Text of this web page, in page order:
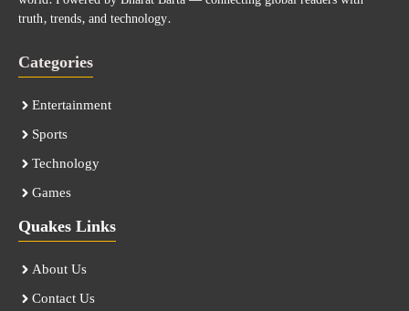
truth, trends, and technology.
Categories
Entertainment
Sports
Technology
Games
Quakes Links
About Us
Contact Us